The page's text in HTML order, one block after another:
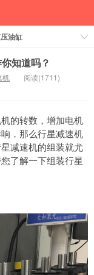
油缸
知道吗？
机
阅读(1711)
的转数，增加电机
，那么行星减速机
减速机的组装就尤
了解一下组装行星